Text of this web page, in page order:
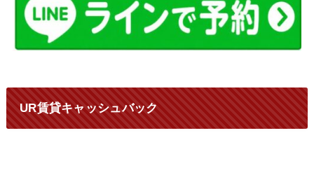
UR賃貸キャッシュバック